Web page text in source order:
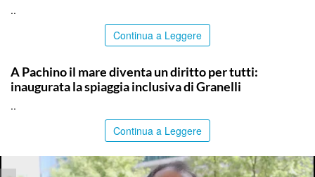
..
Continua a Leggere
A Pachino il mare diventa un diritto per tutti:
inaugurata la spiaggia inclusiva di Granelli
..
Continua a Leggere